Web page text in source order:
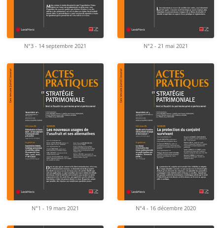
N°3 - 14 septembre 2021 N°2 - 21 mai 2021
N°1 - 19 mars 2021 N°4 - 16 décembre 2020